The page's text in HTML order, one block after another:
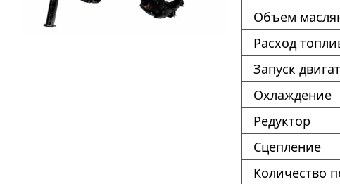
Объем
Расход
Запуск
Охлаждение
Редуктор
Сцепление
Количество